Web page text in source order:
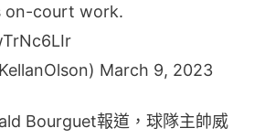
on-court work.
March 9, 2023
Bourguet報道，球隊主帥威